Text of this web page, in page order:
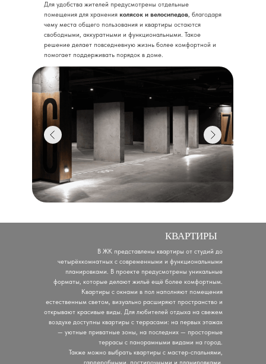
Для удобства жителей предусмотрены отдельные
помещения для хранения колясок и велосипедов, благодаря
чему места общего пользования и квартиры остаются
свободными, аккуратными и функциональными. Такое
решение делает повседневную жизнь более комфортной и
помогает поддерживать порядок в доме.
В ЖК представлены квартиры от студий до
четырёхкомнатных с современными и функциональными
планировками. В проекте предусмотрены уникальные
форматы, которые делают жильё ещё более комфортным.
Квартиры с окнами в пол наполняют помещения
естественным светом, визуально расширяют пространство и
открывают красивые виды. Для любителей отдыха на свежем
воздухе доступны квартиры с террасами: на первых этажах
— уютные приватные зоны, на последних — просторные
террасы с панорамными видами на город.
Также можно выбрать квартиры с мастер-спальнями,
КВАРТИРЫ